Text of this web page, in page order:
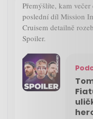
Přemýšlíte, kam
poslední díl Mission
Cruisem detailně
Spoiler.